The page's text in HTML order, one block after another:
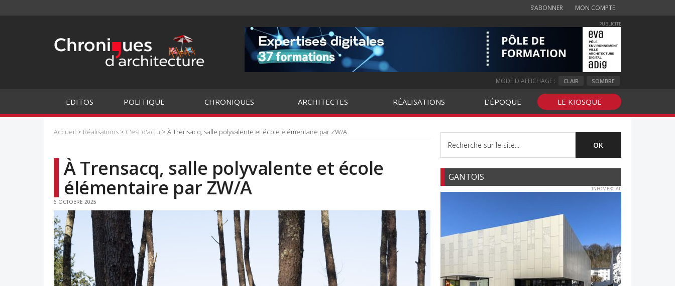
S’ABONNER MON COMPTE
PUBLICITE
MODE D'AFFICHAGE : CLAIR SOMBRE
EDITOS POLITIQUE CHRONIQUES ARCHITECTES RÉALISATIONS L’ÉPOQUE LE KIOSQUE
Accueil > Réalisations > C'est d'actu > À Trensacq, salle polyvalente et école élémentaire par ZW/A
À Trensacq, salle polyvalente et école
élémentaire par ZW/A
6 OCTOBRE 2025
GANTOIS
INFOMERCIAL